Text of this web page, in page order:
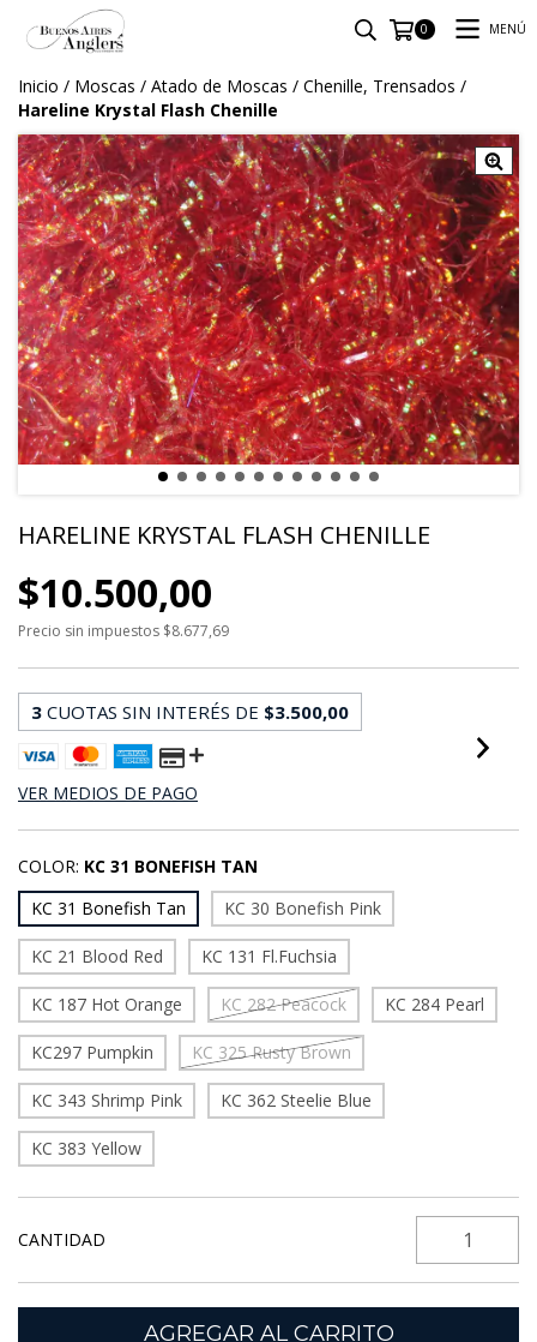
0 MENÚ
Inicio / Moscas / Atado de Moscas / Chenille, Trensados /
Hareline Krystal Flash Chenille
HARELINE KRYSTAL FLASH CHENILLE
$10.500,00
Precio sin impuestos $8.677,69
3 CUOTAS SIN INTERÉS DE $3.500,00
VER MEDIOS DE PAGO
COLOR: KC 31 BONEFISH TAN
KC 31 Bonefish Tan
KC 30 Bonefish Pink
KC 21 Blood Red KC 131 Fl.Fuchsia
KC 187 Hot Orange KC 282 Peacock KC 284 Pearl
KC297 Pumpkin KC 325 Rusty Brown
KC 343 Shrimp Pink KC 362 Steelie Blue
KC 383 Yellow
CANTIDAD